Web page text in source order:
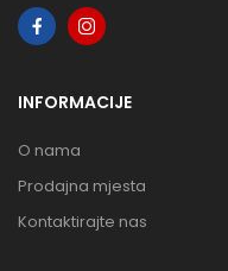
INFORMACIJE
O nama
Prodajna mjesta
Kontaktirajte nas